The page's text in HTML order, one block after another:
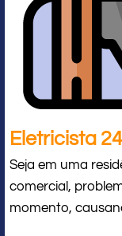
Eletricista
Seja em uma
comercial,
momento,